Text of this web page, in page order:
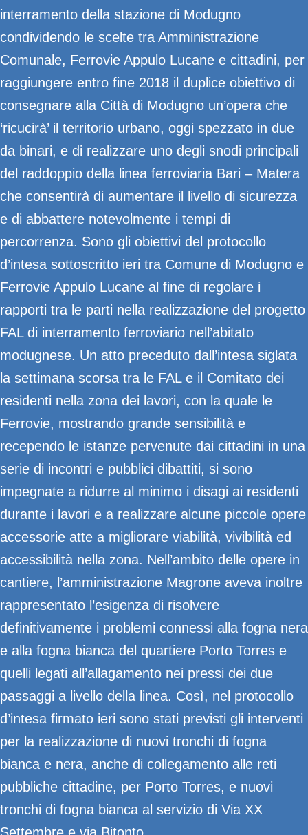
interramento della stazione di Modugno
condividendo le scelte tra Amministrazione
Comunale, Ferrovie Appulo Lucane e cittadini, per
raggiungere entro fine 2018 il duplice obiettivo di
consegnare alla Città di Modugno un’opera che
‘ricucirà’ il territorio urbano, oggi spezzato in due
da binari, e di realizzare uno degli snodi principali
del raddoppio della linea ferroviaria Bari – Matera
che consentirà di aumentare il livello di sicurezza
e di abbattere notevolmente i tempi di
percorrenza. Sono gli obiettivi del protocollo
d’intesa sottoscritto ieri tra Comune di Modugno e
Ferrovie Appulo Lucane al fine di regolare i
rapporti tra le parti nella realizzazione del progetto
FAL di interramento ferroviario nell’abitato
modugnese. Un atto preceduto dall’intesa siglata
la settimana scorsa tra le FAL e il Comitato dei
residenti nella zona dei lavori, con la quale le
Ferrovie, mostrando grande sensibilità e
recependo le istanze pervenute dai cittadini in una
serie di incontri e pubblici dibattiti, si sono
impegnate a ridurre al minimo i disagi ai residenti
durante i lavori e a realizzare alcune piccole opere
accessorie atte a migliorare viabilità, vivibilità ed
accessibilità nella zona. Nell’ambito delle opere in
cantiere, l’amministrazione Magrone aveva inoltre
rappresentato l’esigenza di risolvere
definitivamente i problemi connessi alla fogna nera
e alla fogna bianca del quartiere Porto Torres e
quelli legati all’allagamento nei pressi dei due
passaggi a livello della linea. Così, nel protocollo
d’intesa firmato ieri sono stati previsti gli interventi
per la realizzazione di nuovi tronchi di fogna
bianca e nera, anche di collegamento alle reti
pubbliche cittadine, per Porto Torres, e nuovi
tronchi di fogna bianca al servizio di Via XX